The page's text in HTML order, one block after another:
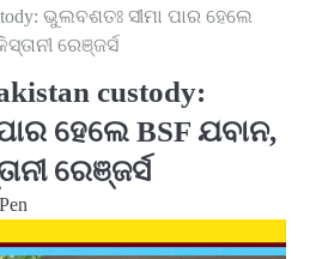
ଭୁଲବଶତଃ ସୀମା ପାର ହେଲେ
ରେଞ୍ଜର୍ସ
custody:
ହେଲେ BSF ଯବାନ,
ରେଞ୍ଜର୍ସ